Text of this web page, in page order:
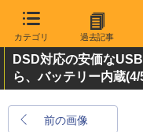
カテゴリ 過去記事
DSD対応の安価な
ら、バッテリー内蔵(4/
前の画像